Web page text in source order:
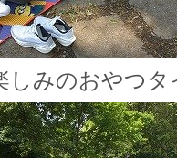
しみのおやつタ